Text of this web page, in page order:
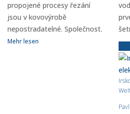
propojené procesy řezání
jsou v kovovýrobě
nepostradatelné. Společnost.
Mehr lesen